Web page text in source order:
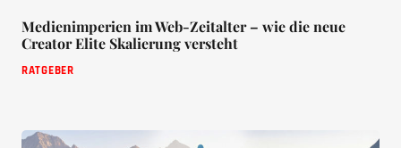
Medienimperien im Web-Zeitalter – wie die neue
Creator Elite Skalierung versteht
RATGEBER